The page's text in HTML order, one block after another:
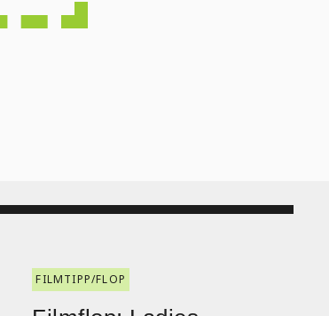
FILMTIPP/FLOP